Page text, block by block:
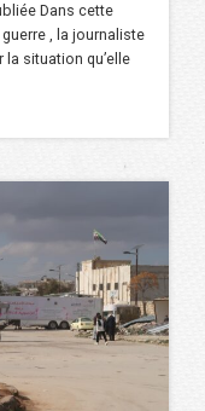
Dans cette
, la journaliste
la situation qu’elle